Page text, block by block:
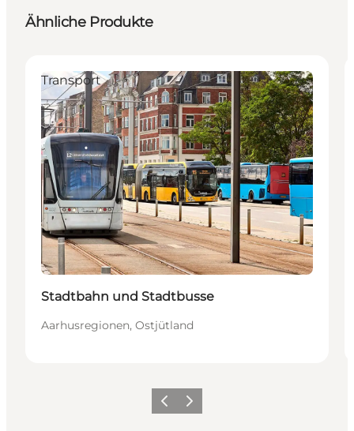
Ähnliche Produkte
Transport
Stadtbahn und Stadtbusse
Aarhusregionen, Ostjütland
ZurückWeiter